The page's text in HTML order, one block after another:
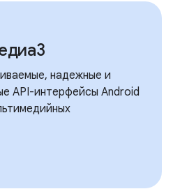
надежные и
API-интерфейсы Android